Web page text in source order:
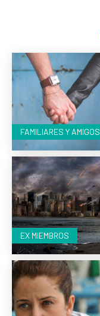
FAMILIARES Y AMIGOS
EX MIEMBROS